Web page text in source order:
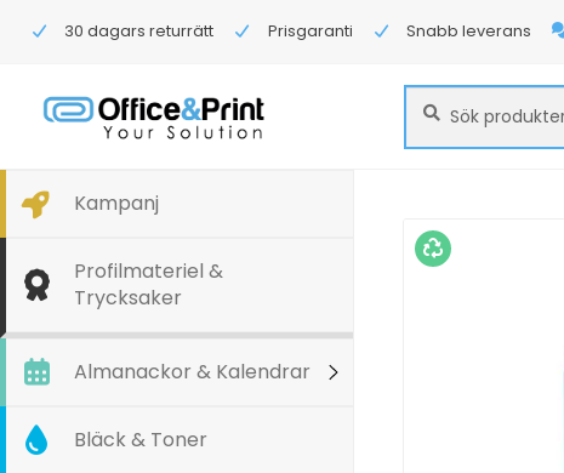
30 dagars returrätt Prisgaranti Snabb leverans
Sök
efter:
Sök
Kampanj
Profilmateriel &
Trycksaker
Almanackor & Kalendrar
Bläck & Toner